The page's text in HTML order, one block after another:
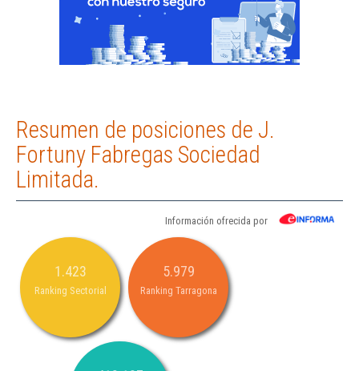
Resumen de posiciones de J.
Fortuny Fabregas Sociedad
Limitada.
Información ofrecida por
1.423
Ranking Sectorial
5.979
Ranking Tarragona